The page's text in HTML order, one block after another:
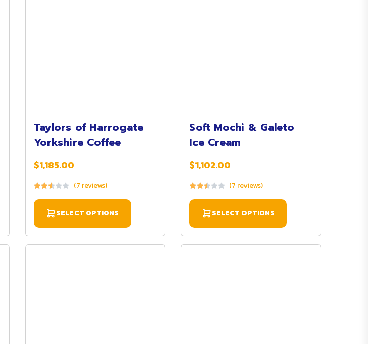
Taylors of Harrogate
Yorkshire Coffee
$1,185.00
(7 reviews)
SELECT OPTIONS
Soft Mochi & Galeto
Ice Cream
$1,102.00
(7 reviews)
SELECT OPTIONS